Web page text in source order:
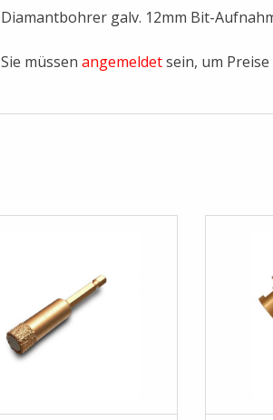
Diamantbohrer galv. 12mm Bit-
Sie müssen angemeldetsein, um